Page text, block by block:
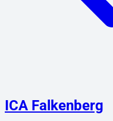
ICA Falkenberg